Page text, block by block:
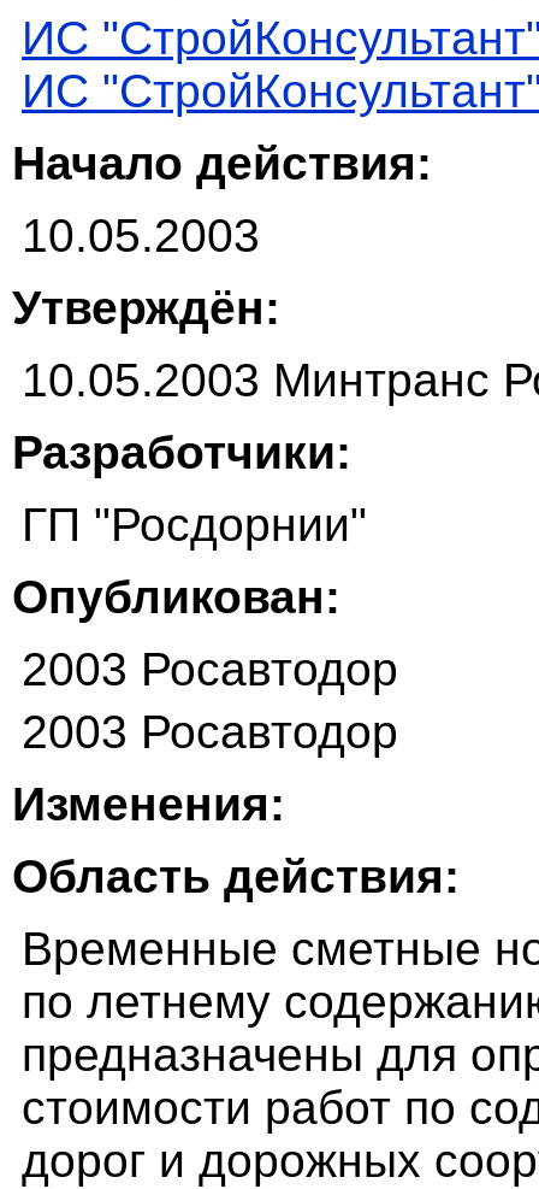
ИС
ИС
Начало действия:
10.05.2003
Утверждён:
10.05.2003 Минтранс
Разработчики:
ГП "Росдорнии"
Опубликован:
2003 Росавтодор
2003 Росавтодор
Изменения:
Область действия:
Временные сметные
по летнему
предназначены для
стоимости работ по
дорог и дорожных